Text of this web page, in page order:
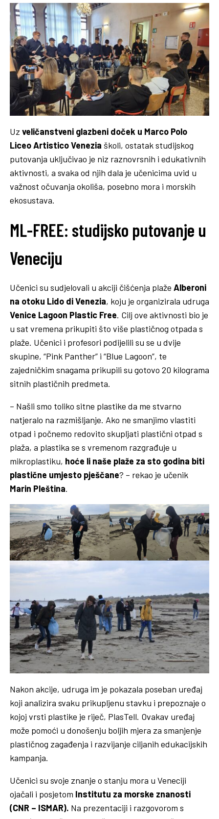
Uz veličanstveni glazbeni doček u Marco Polo
Liceo Artistico Venezia školi, ostatak studijskog
putovanja uključivao je niz raznovrsnih i edukativnih
aktivnosti, a svaka od njih dala je učenicima uvid u
važnost očuvanja okoliša, posebno mora i morskih
ekosustava.
ML-FREE: studijsko putovanje u
Veneciju
Učenici su sudjelovali u akciji čišćenja plaže Alberoni
na otoku Lido di Venezia, koju je organizirala udruga
Venice Lagoon Plastic Free. Cilj ove aktivnosti bio je
u sat vremena prikupiti što više plastičnog otpada s
plaže. Učenici i profesori podijelili su se u dvije
skupine, “Pink Panther” i “Blue Lagoon”, te
zajedničkim snagama prikupili su gotovo 20 kilograma
sitnih plastičnih predmeta.
– Našli smo toliko sitne plastike da me stvarno
natjeralo na razmišljanje. Ako ne smanjimo vlastiti
otpad i počnemo redovito skupljati plastični otpad s
plaža, a plastika se s vremenom razgrađuje u
mikroplastiku, hoće li naše plaže za sto godina biti
plastične umjesto pješčane? – rekao je učenik
Marin Pleština.
Nakon akcije, udruga im je pokazala poseban uređaj
koji analizira svaku prikupljenu stavku i prepoznaje o
kojoj vrsti plastike je riječ, PlasTell. Ovakav uređaj
može pomoći u donošenju boljih mjera za smanjenje
plastičnog zagađenja i razvijanje ciljanih edukacijskih
kampanja.
Učenici su svoje znanje o stanju mora u Veneciji
ojačali i posjetom Institutu za morske znanosti
(CNR – ISMAR). Na prezentaciji i razgovorom s